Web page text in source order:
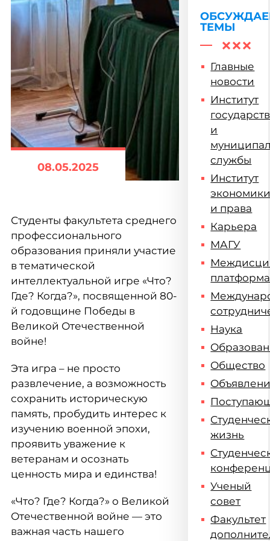
08.05.2025
Студенты факультета среднего
профессионального
образования приняли участие
в тематической
интеллектуальной игре «Что?
Где? Когда?», посвященной 80-
й годовщине Победы в
Великой Отечественной
войне!
Эта игра – не просто
развлечение, а возможность
сохранить историческую
память, пробудить интерес к
изучению военной эпохи,
проявить уважение к
ветеранам и осознать
ценность мира и единства!
«Что? Где? Когда?» о Великой
Отечественной войне — это
важная часть нашего
ТЕМЫ
Главные
новости
Институт
и
службы
Институт
и права
Карьера
МАГУ
платформа
Наука
Общество
жизнь
Ученый
совет
Факультет